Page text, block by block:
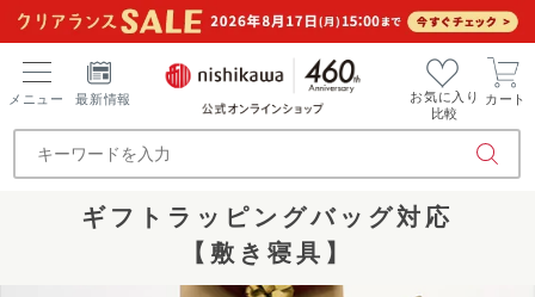
メニュー 最新情報
お気に入り
比較
カート
ギフトラッピングバッグ対応
【敷き寝具】